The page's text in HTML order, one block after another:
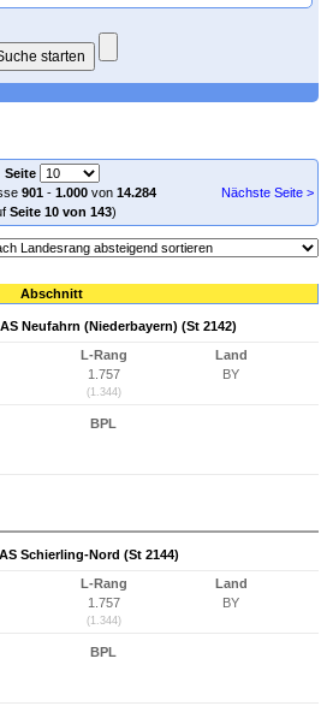
Seite
901 - 1.000 von 14.284
Seite 10 von 143)
Nächste Seite >
Abschnitt
Neufahrn (Niederbayern) (St 2142)
L-Rang
1.757
(1.344)
Land
BY
BPL
Schierling-Nord (St 2144)
L-Rang
1.757
(1.344)
Land
BY
BPL